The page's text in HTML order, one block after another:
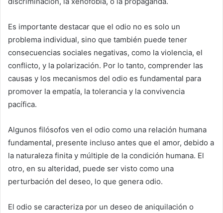
Es importante destacar que el odio no es solo un
problema individual, sino que también puede tener
consecuencias sociales negativas, como la violencia, el
conflicto, y la polarización. Por lo tanto, comprender las
causas y los mecanismos del odio es fundamental para
promover la empatía, la tolerancia y la convivencia
pacífica.
Algunos filósofos ven el odio como una relación humana
fundamental, presente incluso antes que el amor, debido a
la naturaleza finita y múltiple de la condición humana. El
otro, en su alteridad, puede ser visto como una
perturbación del deseo, lo que genera odio.
El odio se caracteriza por un deseo de aniquilación o